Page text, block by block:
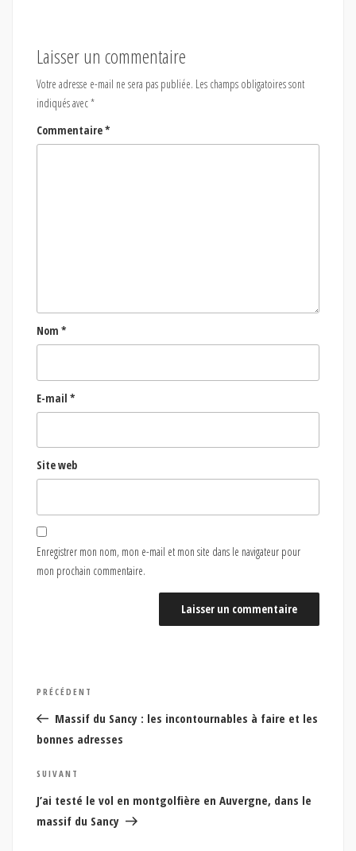
Laisser un commentaire
Votre adresse e-mail ne sera pas publiée. Les champs obligatoires sont
indiqués avec*
Commentaire*
Nom *
E-mail *
Site web
Enregistrer mon nom, mon e-mail et mon site dans le navigateur pour
mon prochain commentaire.
Navigation
de
l’article
Article
précédent
PRÉCÉDENT
Massif du Sancy : les incontournables à faire et les
bonnes adresses
Article
suivant
SUIVANT
J’ai testé le vol en montgolfière en Auvergne, dans le
massif du Sancy